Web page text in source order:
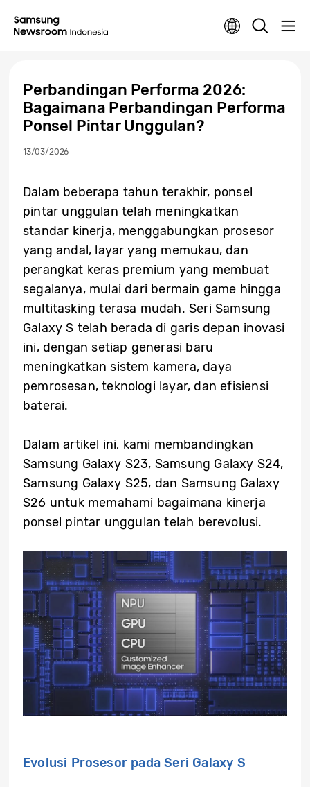
Perbandingan Performa 2026:
Bagaimana Perbandingan Performa
Ponsel Pintar Unggulan?
13/03/2026
Dalam beberapa tahun terakhir, ponsel
pintar unggulan telah meningkatkan
standar kinerja, menggabungkan prosesor
yang andal, layar yang memukau, dan
perangkat keras premium yang membuat
segalanya, mulai dari bermain game hingga
multitasking terasa mudah. ​​Seri Samsung
Galaxy S telah berada di garis depan inovasi
ini, dengan setiap generasi baru
meningkatkan sistem kamera, daya
pemrosesan, teknologi layar, dan efisiensi
baterai.
Dalam artikel ini, kami membandingkan
Samsung Galaxy S23, Samsung Galaxy S24,
Samsung Galaxy S25, dan Samsung Galaxy
S26 untuk memahami bagaimana kinerja
ponsel pintar unggulan telah berevolusi.
Evolusi Prosesor pada Seri Galaxy S